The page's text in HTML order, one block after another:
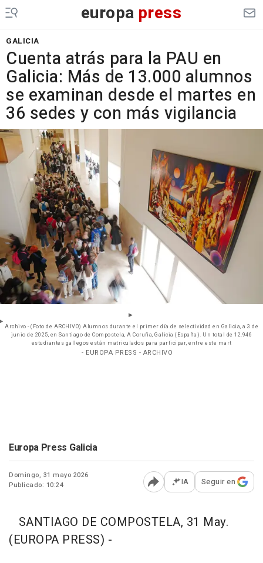
europa press
GALICIA
Cuenta atrás para la PAU en
Galicia: Más de 13.000 alumnos
se examinan desde el martes en
36 sedes y con más vigilancia
Archivo - (Foto de ARCHIVO) Alumnos durante el primer día de selectividad en Galicia, a 3 de
junio de 2025, en Santiago de Compostela, A Coruña, Galicia (España). Un total de 12.946
estudiantes gallegos están matriculados para participar, entre este mart
- EUROPA PRESS - ARCHIVO
Europa Press Galicia
Domingo, 31 mayo 2026
Publicado: 10:24
Abrir opciones para
IA Seguir en
SANTIAGO DE COMPOSTELA, 31 May.
(EUROPA PRESS) -